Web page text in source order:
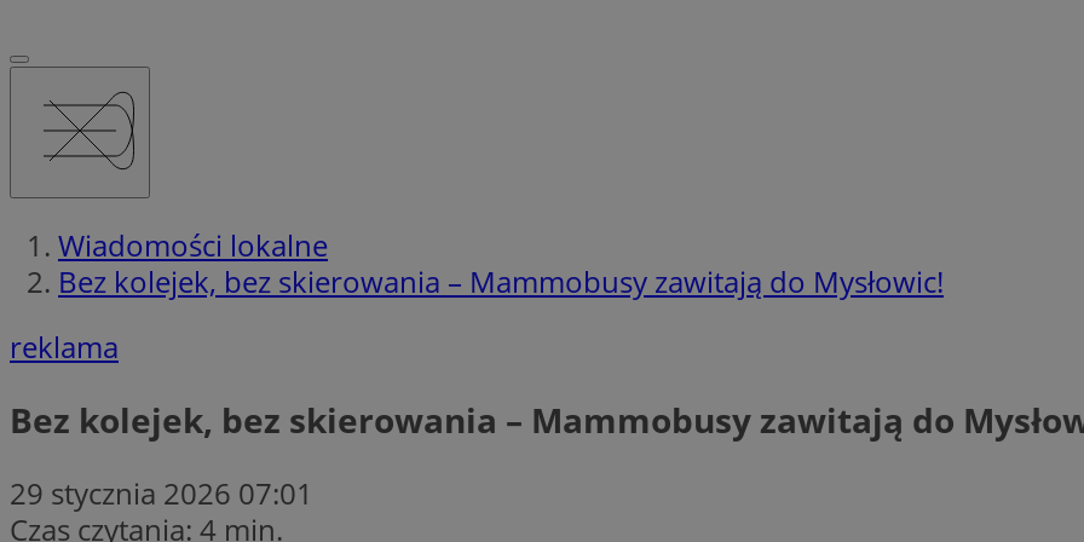
Wiadomości lokalne
Bez kolejek, bez skierowania – Mammobusy zawitają do Mysłowic!
reklama
Bez kolejek, bez skierowania – Mammobusy zawitają do
29 stycznia 2026 07:01
Czas czytania: 4 min.